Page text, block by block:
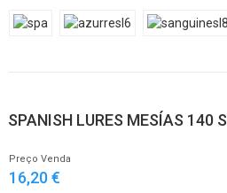
SPANISH LURES MESÍAS 140 S
Preço Venda
16,20 €